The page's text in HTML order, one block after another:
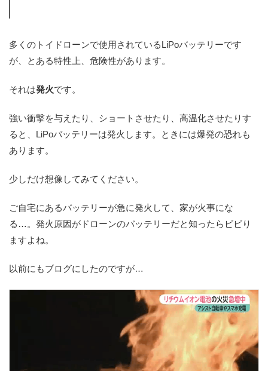
多くのトイドローンで使用されているLiPoバッテリーです
が、とある特性上、危険性があります。
それは発火です。
強い衝撃を与えたり、ショートさせたり、高温化させたりす
ると、LiPoバッテリーは発火します。ときには爆発の恐れも
あります。
少しだけ想像してみてください。
ご自宅にあるバッテリーが急に発火して、家が火事にな
る…。発火原因がドローンのバッテリーだと知ったらビビり
ますよね。
以前にもブログにしたのですが…